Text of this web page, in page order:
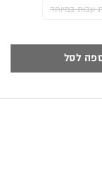
כמות של חתומה בנשיקה
לסל